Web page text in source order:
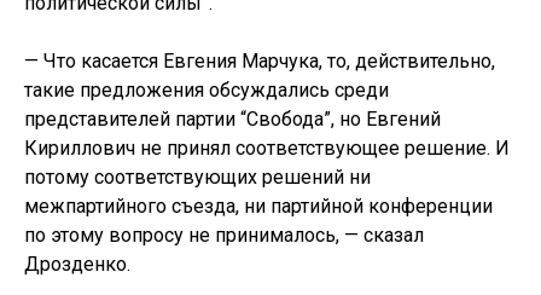
— Что касается Евгения Марчука, то, действительно,
такие предложения обсуждались среди
представителей партии “Свобода”, но Евгений
Кириллович не принял соответствующее решение. И
потому соответствующих решений ни
межпартийного съезда, ни партийной конференции
по этому вопросу не принималось, — сказал
Дрозденко.